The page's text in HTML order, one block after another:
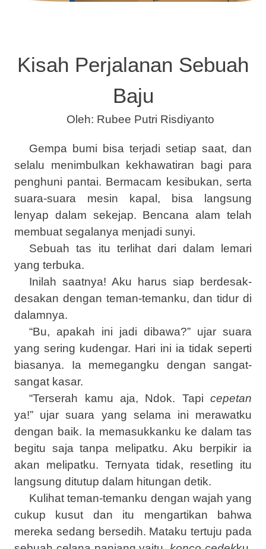
Kisah Perjalanan Sebuah
Baju
Oleh: Rubee Putri Risdiyanto
Gempa bumi bisa terjadi setiap saat, dan
selalu menimbulkan kekhawatiran bagi para
penghuni pantai. Bermacam kesibukan, serta
suara-suara mesin kapal, bisa langsung
lenyap dalam sekejap. Bencana alam telah
membuat segalanya menjadi sunyi.
Sebuah tas itu terlihat dari dalam lemari
yang terbuka.
Inilah saatnya! Aku harus siap berdesak-
desakan dengan teman-temanku, dan tidur di
dalamnya.
“Bu, apakah ini jadi dibawa?” ujar suara
yang sering kudengar. Hari ini ia tidak seperti
biasanya. Ia memegangku dengan sangat-
sangat kasar.
“Terserah kamu aja, Ndok. Tapi cepetan
ya!” ujar suara yang selama ini merawatku
dengan baik. Ia memasukkanku ke dalam tas
begitu saja tanpa melipatku. Aku berpikir ia
akan melipatku. Ternyata tidak, resetling itu
langsung ditutup dalam hitungan detik.
Kulihat teman-temanku dengan wajah yang
cukup kusut dan itu mengartikan bahwa
mereka sedang bersedih. Mataku tertuju pada